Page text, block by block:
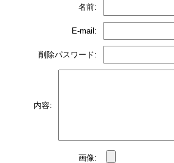
名前:
E-mail:
削除パスワード:
内容:
画像: